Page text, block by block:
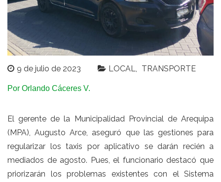
9 de julio de 2023 LOCAL TRANSPORTE
Por Orlando Cáceres V.
El gerente de la Municipalidad Provincial de Arequipa
(MPA), Augusto Arce, aseguró que las gestiones para
regularizar los taxis por aplicativo se darán recién a
mediados de agosto. Pues, el funcionario destacó que
priorizarán los problemas existentes con el Sistema